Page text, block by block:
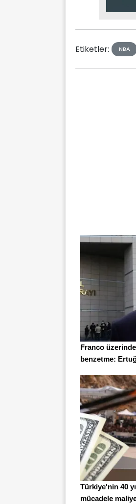
Etiketler: NBA
Franco
benzetme:
Türkiye'nin 40
mücadele